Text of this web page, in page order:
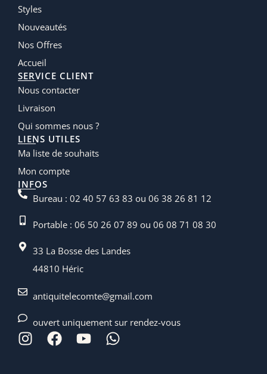
Styles
Nouveautés
Nos Offres
Accueil
SERVICE CLIENT
Nous contacter
Livraison
Qui sommes nous ?
LIENS UTILES
Ma liste de souhaits
Mon compte
INFOS
Bureau : 02 40 57 63 83 ou 06 38 26 81 12
Portable : 06 50 26 07 89 ou 06 08 71 08 30
33 La Bosse des Landes
44810 Héric
antiquitelecomte@gmail.com
ouvert uniquement sur rendez-vous